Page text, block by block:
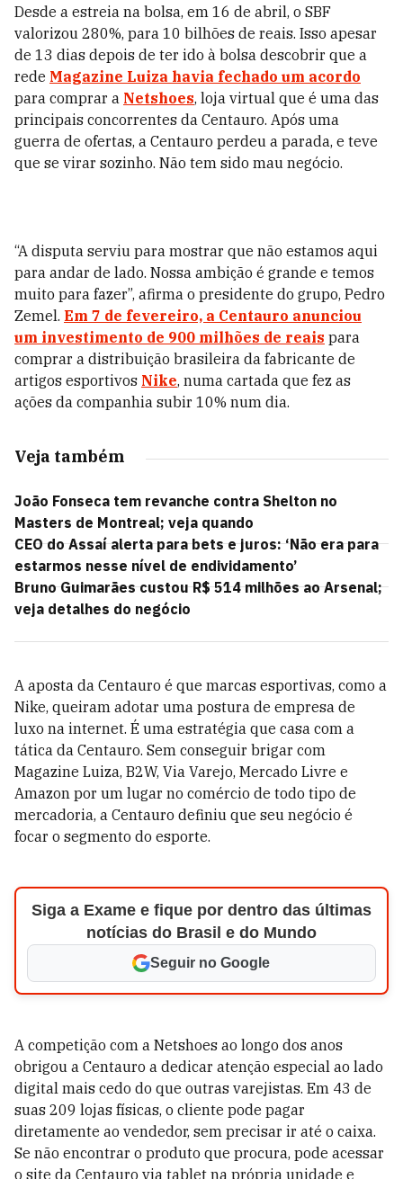
Desde a estreia na bolsa, em 16 de abril, o SBF
valorizou 280%, para 10 bilhões de reais. Isso apesar
de 13 dias depois de ter ido à bolsa descobrir que a
rede Magazine Luiza havia fechado um acordo
para comprar a Netshoes, loja virtual que é uma das
principais concorrentes da Centauro. Após uma
guerra de ofertas, a Centauro perdeu a parada, e teve
que se virar sozinho. Não tem sido mau negócio.
“A disputa serviu para mostrar que não estamos aqui
para andar de lado. Nossa ambição é grande e temos
muito para fazer”, afirma o presidente do grupo, Pedro
Zemel. Em 7 de fevereiro, a Centauro anunciou
um investimento de 900 milhões de reais para
comprar a distribuição brasileira da fabricante de
artigos esportivos Nike, numa cartada que fez as
ações da companhia subir 10% num dia.
Veja também
João Fonseca tem revanche contra Shelton no
Masters de Montreal; veja quando
CEO do Assaí alerta para bets e juros: ‘Não era para
estarmos nesse nível de endividamento’
Bruno Guimarães custou R$ 514 milhões ao Arsenal;
veja detalhes do negócio
A aposta da Centauro é que marcas esportivas, como a
Nike, queiram adotar uma postura de empresa de
luxo na internet. É uma estratégia que casa com a
tática da Centauro. Sem conseguir brigar com
Magazine Luiza, B2W, Via Varejo, Mercado Livre e
Amazon por um lugar no comércio de todo tipo de
mercadoria, a Centauro definiu que seu negócio é
focar o segmento do esporte.
Siga a Exame e fique por dentro das últimas
notícias do Brasil e do Mundo
Seguir no Google
A competição com a Netshoes ao longo dos anos
obrigou a Centauro a dedicar atenção especial ao lado
digital mais cedo do que outras varejistas. Em 43 de
suas 209 lojas físicas, o cliente pode pagar
diretamente ao vendedor, sem precisar ir até o caixa.
Se não encontrar o produto que procura, pode acessar
o site da Centauro via tablet na própria unidade e